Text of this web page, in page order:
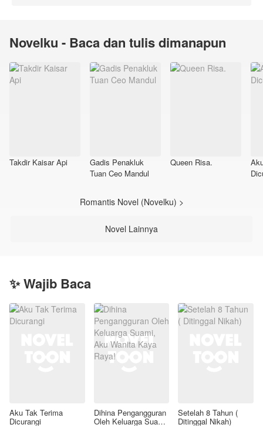
Novelku - Baca dan tulis dimanapun
Takdir Kaisar Api
Gadis Penakluk
Tuan Ceo Mandul
Queen Risa.
Romantis Novel (Novelku) >
Novel Lainnya
✨ Wajib Baca
Aku Tak Terima
Dicurangi
Dihina Pengangguran
Oleh Keluarga Suami,
Setelah 8 Tahun (
Ditinggal Nikah)